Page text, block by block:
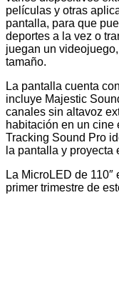
películas y otras
pantalla, para que
deportes a la vez o
juegan un
tamaño.
La pantalla cuenta
incluye Majestic
canales sin altavoz
habitación en un cine
Tracking Sound Pro
la pantalla y
La MicroLED de
primer trimestre de